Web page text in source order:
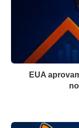
EUA